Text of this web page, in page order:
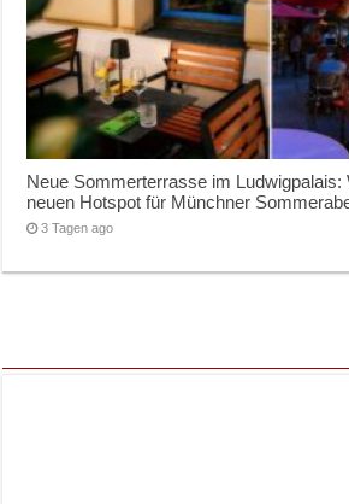
Neue Sommerterrasse im
neuen Hotspot für Münchner
3 Tagen ago